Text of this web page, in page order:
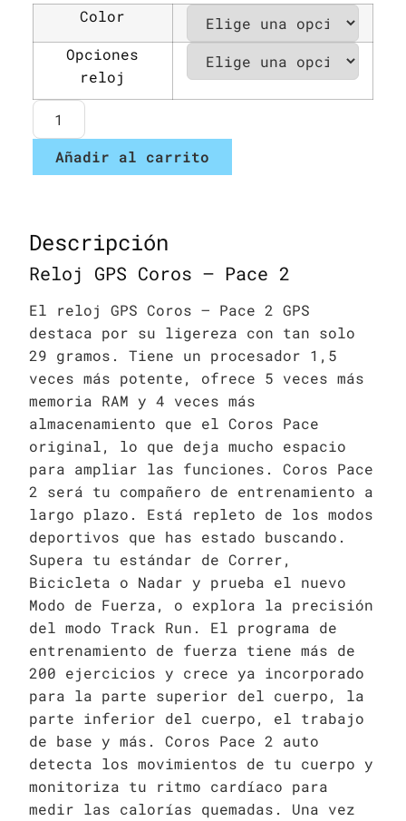
Color
Opciones
reloj
Añadir al carrito
Descripción
Reloj GPS Coros – Pace 2
El reloj GPS Coros – Pace 2 GPS
destaca por su ligereza con tan solo
29 gramos. Tiene un procesador 1,5
veces más potente, ofrece 5 veces más
memoria RAM y 4 veces más
almacenamiento que el Coros Pace
original, lo que deja mucho espacio
para ampliar las funciones. Coros Pace
2 será tu compañero de entrenamiento a
largo plazo. Está repleto de los modos
deportivos que has estado buscando.
Supera tu estándar de Correr,
Bicicleta o Nadar y prueba el nuevo
Modo de Fuerza, o explora la precisión
del modo Track Run. El programa de
entrenamiento de fuerza tiene más de
200 ejercicios y crece ya incorporado
para la parte superior del cuerpo, la
parte inferior del cuerpo, el trabajo
de base y más. Coros Pace 2 auto
detecta los movimientos de tu cuerpo y
monitoriza tu ritmo cardíaco para
medir las calorías quemadas. Una vez